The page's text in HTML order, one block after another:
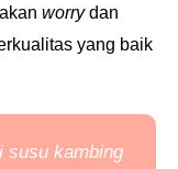
worrydan
yang baik
susu kambing